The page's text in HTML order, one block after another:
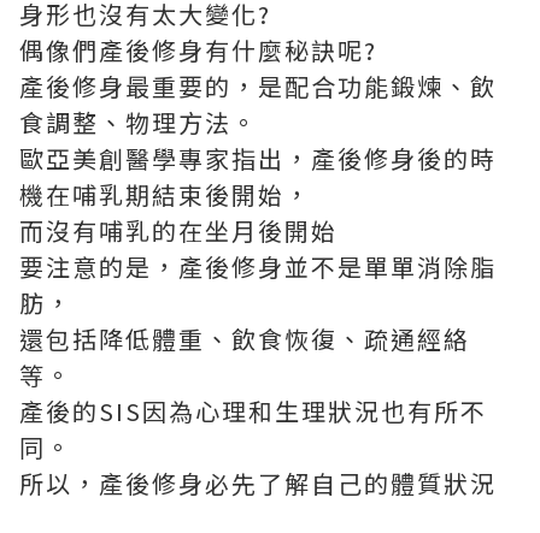
身形也沒有太大變化?
偶像們產後修身有什麼秘訣呢?
產後修身最重要的，是配合功能鍛煉、飲
食調整、物理方法。
歐亞美創醫學專家指出，產後修身後的時
機在哺乳期結束後開始，
而沒有哺乳的在坐月後開始
要注意的是，產後修身並不是單單消除脂
肪，
還包括降低體重、飲食恢復、疏通經絡
等。
產後的SIS因為心理和生理狀況也有所不
同。
所以，產後修身必先了解自己的體質狀況